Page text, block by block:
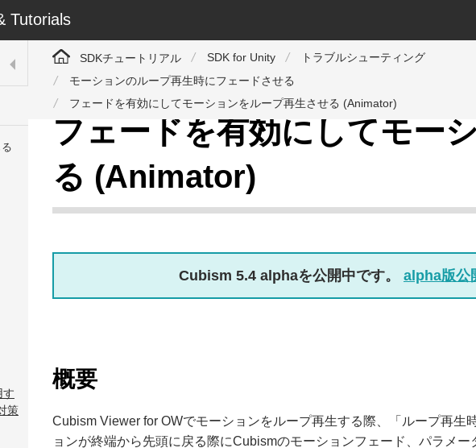
Tutorials
す
策
SDKチュートリアル SDK for Unity
トラブルシューティング
モーションのループ再生時にフェードさせる
フェードを有効にしてモーションをループ再生させる (Animator)
フェードを有効にしてモー
る (Animator)
Cubism 5.4 alphaを公開中です。 alpha版公
概要
Cubism Viewer for OWでモーションをループ再生する際、「ループ再
ョンが終端から先頭に戻る際にCubismのモーションフェード、パラメー